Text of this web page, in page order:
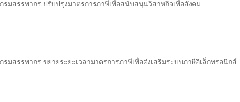
กรมสรรพากร ปรับปรุงมาตรการภาษีเพื่อสนับสนุนวิสาหกิจเพื่อสังคม
กรมสรรพากร ขยายระยะเวลามาตรการภาษีเพื่อส่งเสริมระบบภาษีอิเล็กทรอนิกส์